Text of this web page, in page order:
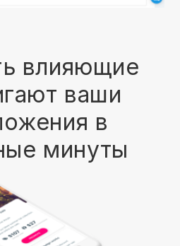
влияющие
ваши
в
минуты